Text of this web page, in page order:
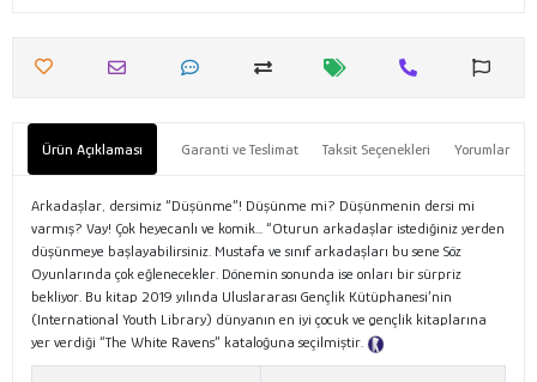
Ürün Açıklaması Garanti ve Teslimat Taksit Seçenekleri Yorumlar
Arkadaşlar, dersimiz “Düşünme”! Düşünme mi? Düşünmenin dersi mi
varmış? Vay! Çok heyecanlı ve komik... “Oturun arkadaşlar istediğiniz yerden
düşünmeye başlayabilirsiniz. Mustafa ve sınıf arkadaşları bu sene Söz
Oyunlarında çok eğlenecekler. Dönemin sonunda ise onları bir sürpriz
bekliyor. Bu kitap 2019 yılında Uluslararası Gençlik Kütüphanesi’nin
(International Youth Library) dünyanın en iyi çocuk ve gençlik kitaplarına
yer verdiği “The White Ravens” kataloğuna seçilmiştir.